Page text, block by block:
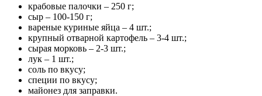
крабовые палочки – 250 г;
сыр – 100-150 г;
вареные куриные яйца – 4 шт.;
крупный отварной картофель – 3-4 шт.;
сырая морковь – 2-3 шт.;
лук – 1 шт.;
соль по вкусу;
специи по вкусу;
майонез для заправки.